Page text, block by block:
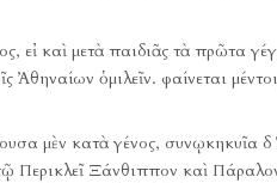
εἰ καὶ μετὰ παιδιᾶς τὰ πρῶτα
Ἀθηναίων ὁμιλεῖν. φαίνεται
μὲν κατὰ γένος, συνῳκηκυῖα δ
Περικλεῖ Ξάνθιππον καὶ